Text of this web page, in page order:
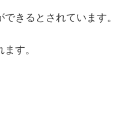
きるとされています。
す。